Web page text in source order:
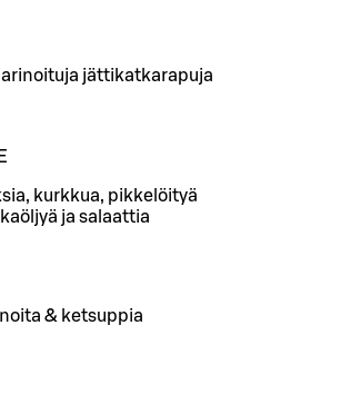
jättikatkarapuja
kurkkua, pikkelöityä
ja salaattia
& ketsuppia